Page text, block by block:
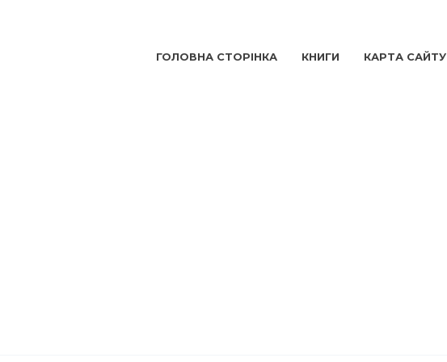
ГОЛОВНА СТОРІНКА КНИГИ КАРТА САЙТУ